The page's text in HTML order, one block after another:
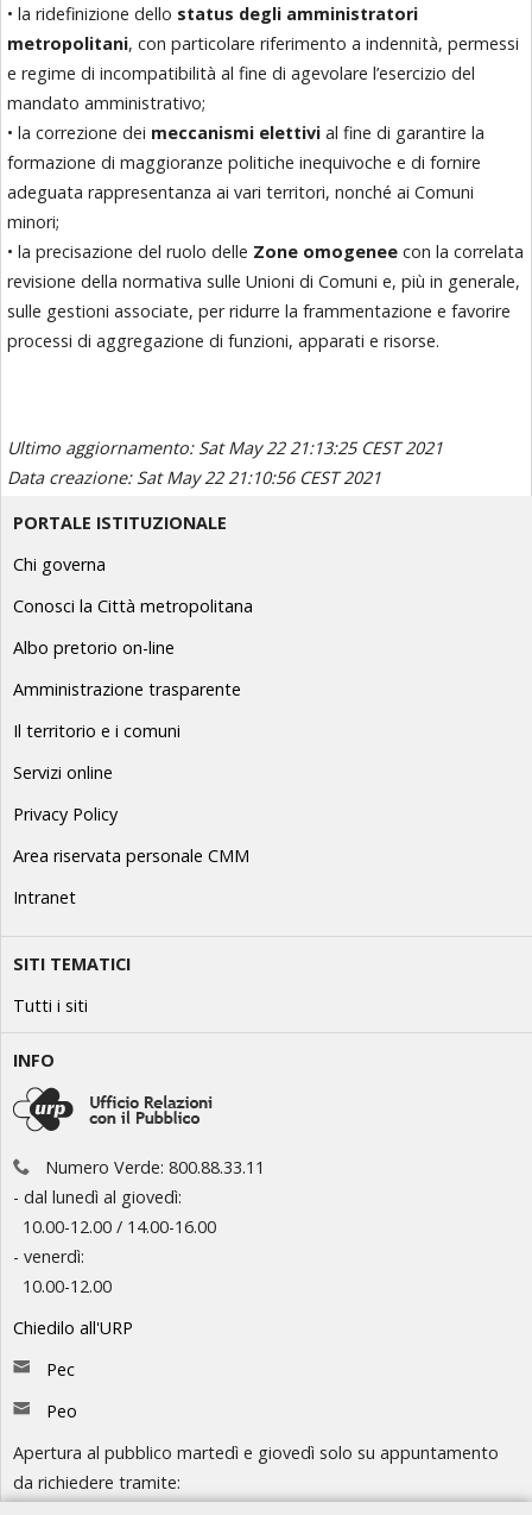
• la ridefinizione dello status degli amministratori
metropolitani, con particolare riferimento a indennità, permessi
e regime di incompatibilità al fine di agevolare l’esercizio del
mandato amministrativo;
• la correzione dei meccanismi elettivi al fine di garantire la
formazione di maggioranze politiche inequivoche e di fornire
adeguata rappresentanza ai vari territori, nonché ai Comuni
minori;
• la precisazione del ruolo delle Zone omogenee con la correlata
revisione della normativa sulle Unioni di Comuni e, più in generale,
sulle gestioni associate, per ridurre la frammentazione e favorire
processi di aggregazione di funzioni, apparati e risorse.
Ultimo aggiornamento: Sat May 22 21:13:25 CEST 2021
Data creazione: Sat May 22 21:10:56 CEST 2021
PORTALE ISTITUZIONALE
Chi governa
Conosci la Città metropolitana
Albo pretorio on-line
Amministrazione trasparente
Il territorio e i comuni
Servizi online
Privacy Policy
Area riservata personale CMM
Intranet
SITI TEMATICI
Tutti i siti
INFO
Numero Verde: 800.88.33.11
- dal lunedì al giovedì:
10.00-12.00 / 14.00-16.00
- venerdì:
10.00-12.00
Chiedilo all'URP
Pec
Peo
Apertura al pubblico martedì e giovedì solo su appuntamento
da richiedere tramite: